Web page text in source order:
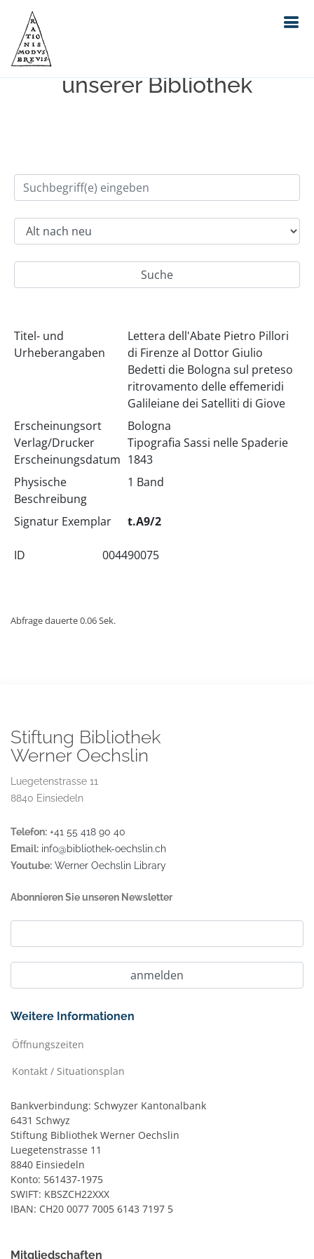
Einfache Suche im Bestand
unserer Bibliothek
Titel- und
Urheberangaben
Lettera dell'Abate Pietro Pillori
di Firenze al Dottor Giulio
Bedetti die Bologna sul preteso
ritrovamento delle effemeridi
Galileiane dei Satelliti di Giove
Erscheinungsort
Verlag/Drucker
Erscheinungsdatum
Bologna
Tipografia Sassi nelle Spaderie
1843
Physische
Beschreibung
1 Band
Signatur Exemplar t.A9/2
ID 004490075
Abfrage dauerte 0.06 Sek.
Stiftung Bibliothek
Werner Oechslin
Luegetenstrasse 11
8840 Einsiedeln
Telefon: +41 55 418 90 40
Email: info@bibliothek-oechslin.ch
Youtube: Werner Oechslin Library
Abonnieren Sie unseren Newsletter
Weitere Informationen
Öffnungszeiten
Kontakt / Situationsplan
Bankverbindung: Schwyzer Kantonalbank
6431 Schwyz
Stiftung Bibliothek Werner Oechslin
Luegetenstrasse 11
8840 Einsiedeln
Konto: 561437-1975
SWIFT: KBSZCH22XXX
IBAN: CH20 0077 7005 6143 7197 5
Mitgliedschaften